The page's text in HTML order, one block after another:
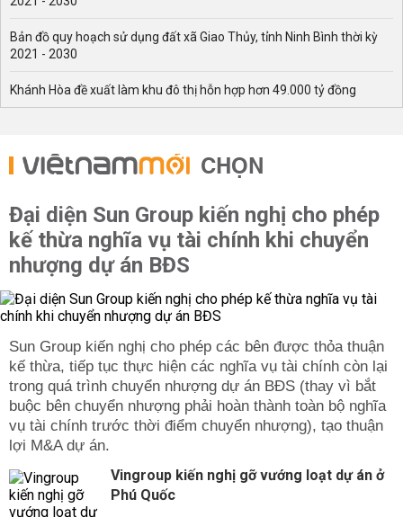
Bản đồ quy hoạch sử dụng đất xã Giao Thủy, tỉnh Ninh Bình thời kỳ
2021 - 2030
Khánh Hòa đề xuất làm khu đô thị hỗn hợp hơn 49.000 tỷ đồng
CHỌN
Đại diện Sun Group kiến nghị cho phép
kế thừa nghĩa vụ tài chính khi chuyển
nhượng dự án BĐS
Sun Group kiến nghị cho phép các bên được thỏa thuận
kế thừa, tiếp tục thực hiện các nghĩa vụ tài chính còn lại
trong quá trình chuyển nhượng dự án BĐS (thay vì bắt
buộc bên chuyển nhượng phải hoàn thành toàn bộ nghĩa
vụ tài chính trước thời điểm chuyển nhượng), tạo thuận
lợi M&A dự án.
Vingroup kiến nghị gỡ vướng loạt dự án ở
Phú Quốc